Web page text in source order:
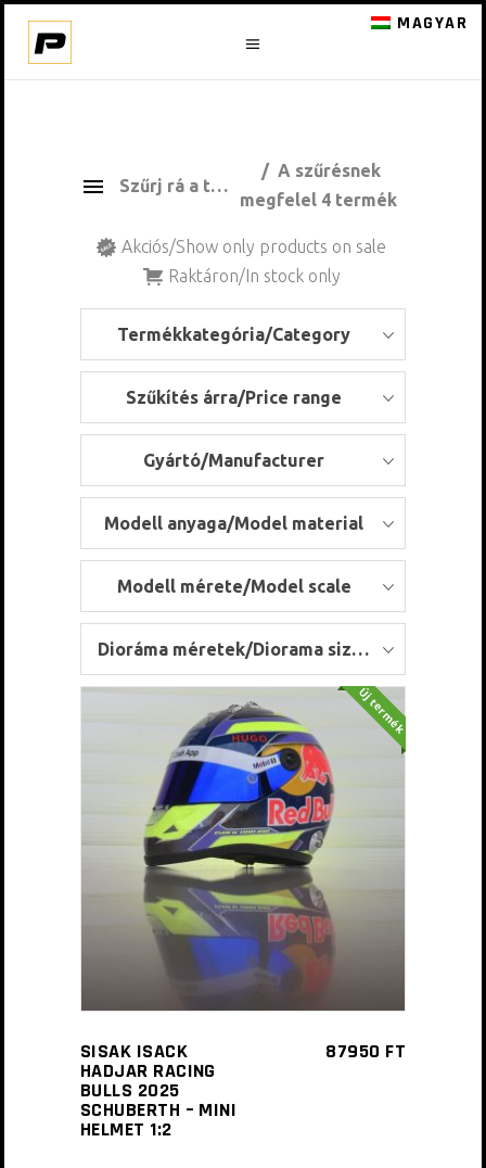
MAGYAR
Szűrj rá a termékekre
A szűrésnek
megfelel 4 termék
Akciós/Show only products on sale
Raktáron/In stock only
Termékkategória/Category
Szűkítés árra/Price range
Gyártó/Manufacturer
Modell anyaga/Model material
Modell mérete/Model scale
Dioráma méretek/Diorama sizes
Új termék
KOSÁRBA TESZEM
SISAK ISACK
HADJAR RACING
BULLS 2025
SCHUBERTH – MINI
HELMET 1:2
87950 FT